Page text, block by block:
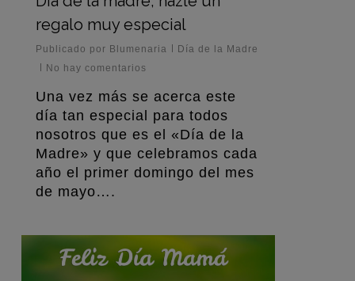
regalo muy especial
Publicado por Blumenaria
Día de la Madre
No hay comentarios
Una vez más se acerca este
día tan especial para todos
nosotros que es el «Día de la
Madre» y que celebramos cada
año el primer domingo del mes
de mayo….